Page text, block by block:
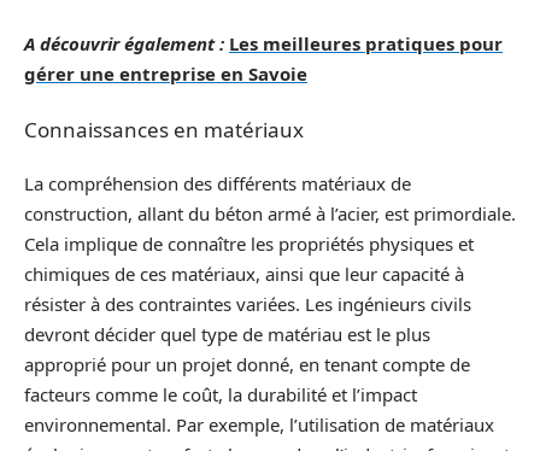
A découvrir également : Les meilleures pratiques pour
gérer une entreprise en Savoie
Connaissances en matériaux
La compréhension des différents matériaux de
construction, allant du béton armé à l’acier, est primordiale.
Cela implique de connaître les propriétés physiques et
chimiques de ces matériaux, ainsi que leur capacité à
résister à des contraintes variées. Les ingénieurs civils
devront décider quel type de matériau est le plus
approprié pour un projet donné, en tenant compte de
facteurs comme le coût, la durabilité et l’impact
environnemental. Par exemple, l’utilisation de matériaux